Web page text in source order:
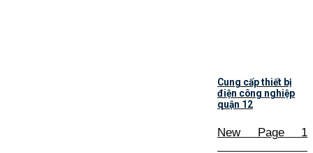
Cung cấp thiết bị
điện công nghiệp
quận 12
New Page 1